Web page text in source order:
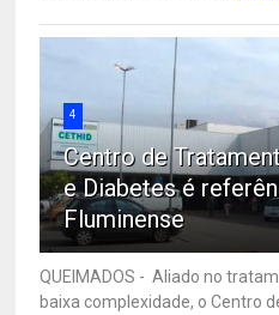
4
Centro de
e Diabetes é
Fluminense
QUEIMADOS - Aliado no
baixa complexidade, o Centro